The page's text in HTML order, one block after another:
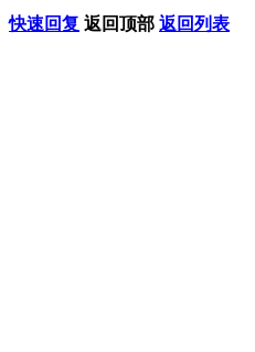
快速回复 返回顶部 返回列表